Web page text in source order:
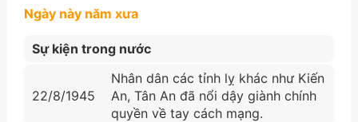
Ngày này năm xưa
Sự kiện trong nước
22/8/1945
Nhân dân các tỉnh lỵ khác như Kiến
An, Tân An đã nổi dậy giành chính
quyền về tay cách mạng.